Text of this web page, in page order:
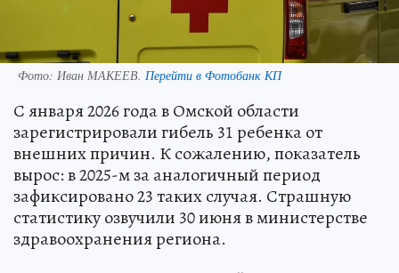
Фото: Иван МАКЕЕВ. Перейти в Фотобанк КП
С января 2026 года в Омской области
зарегистрировали гибель 31 ребенка от
внешних причин. К сожалению, показатель
вырос: в 2025-м за аналогичный период
зафиксировано 23 таких случая. Страшную
статистику озвучили 30 июня в министерстве
здравоохранения региона.